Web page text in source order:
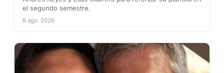
el segundo semestre.
8 ago. 2026